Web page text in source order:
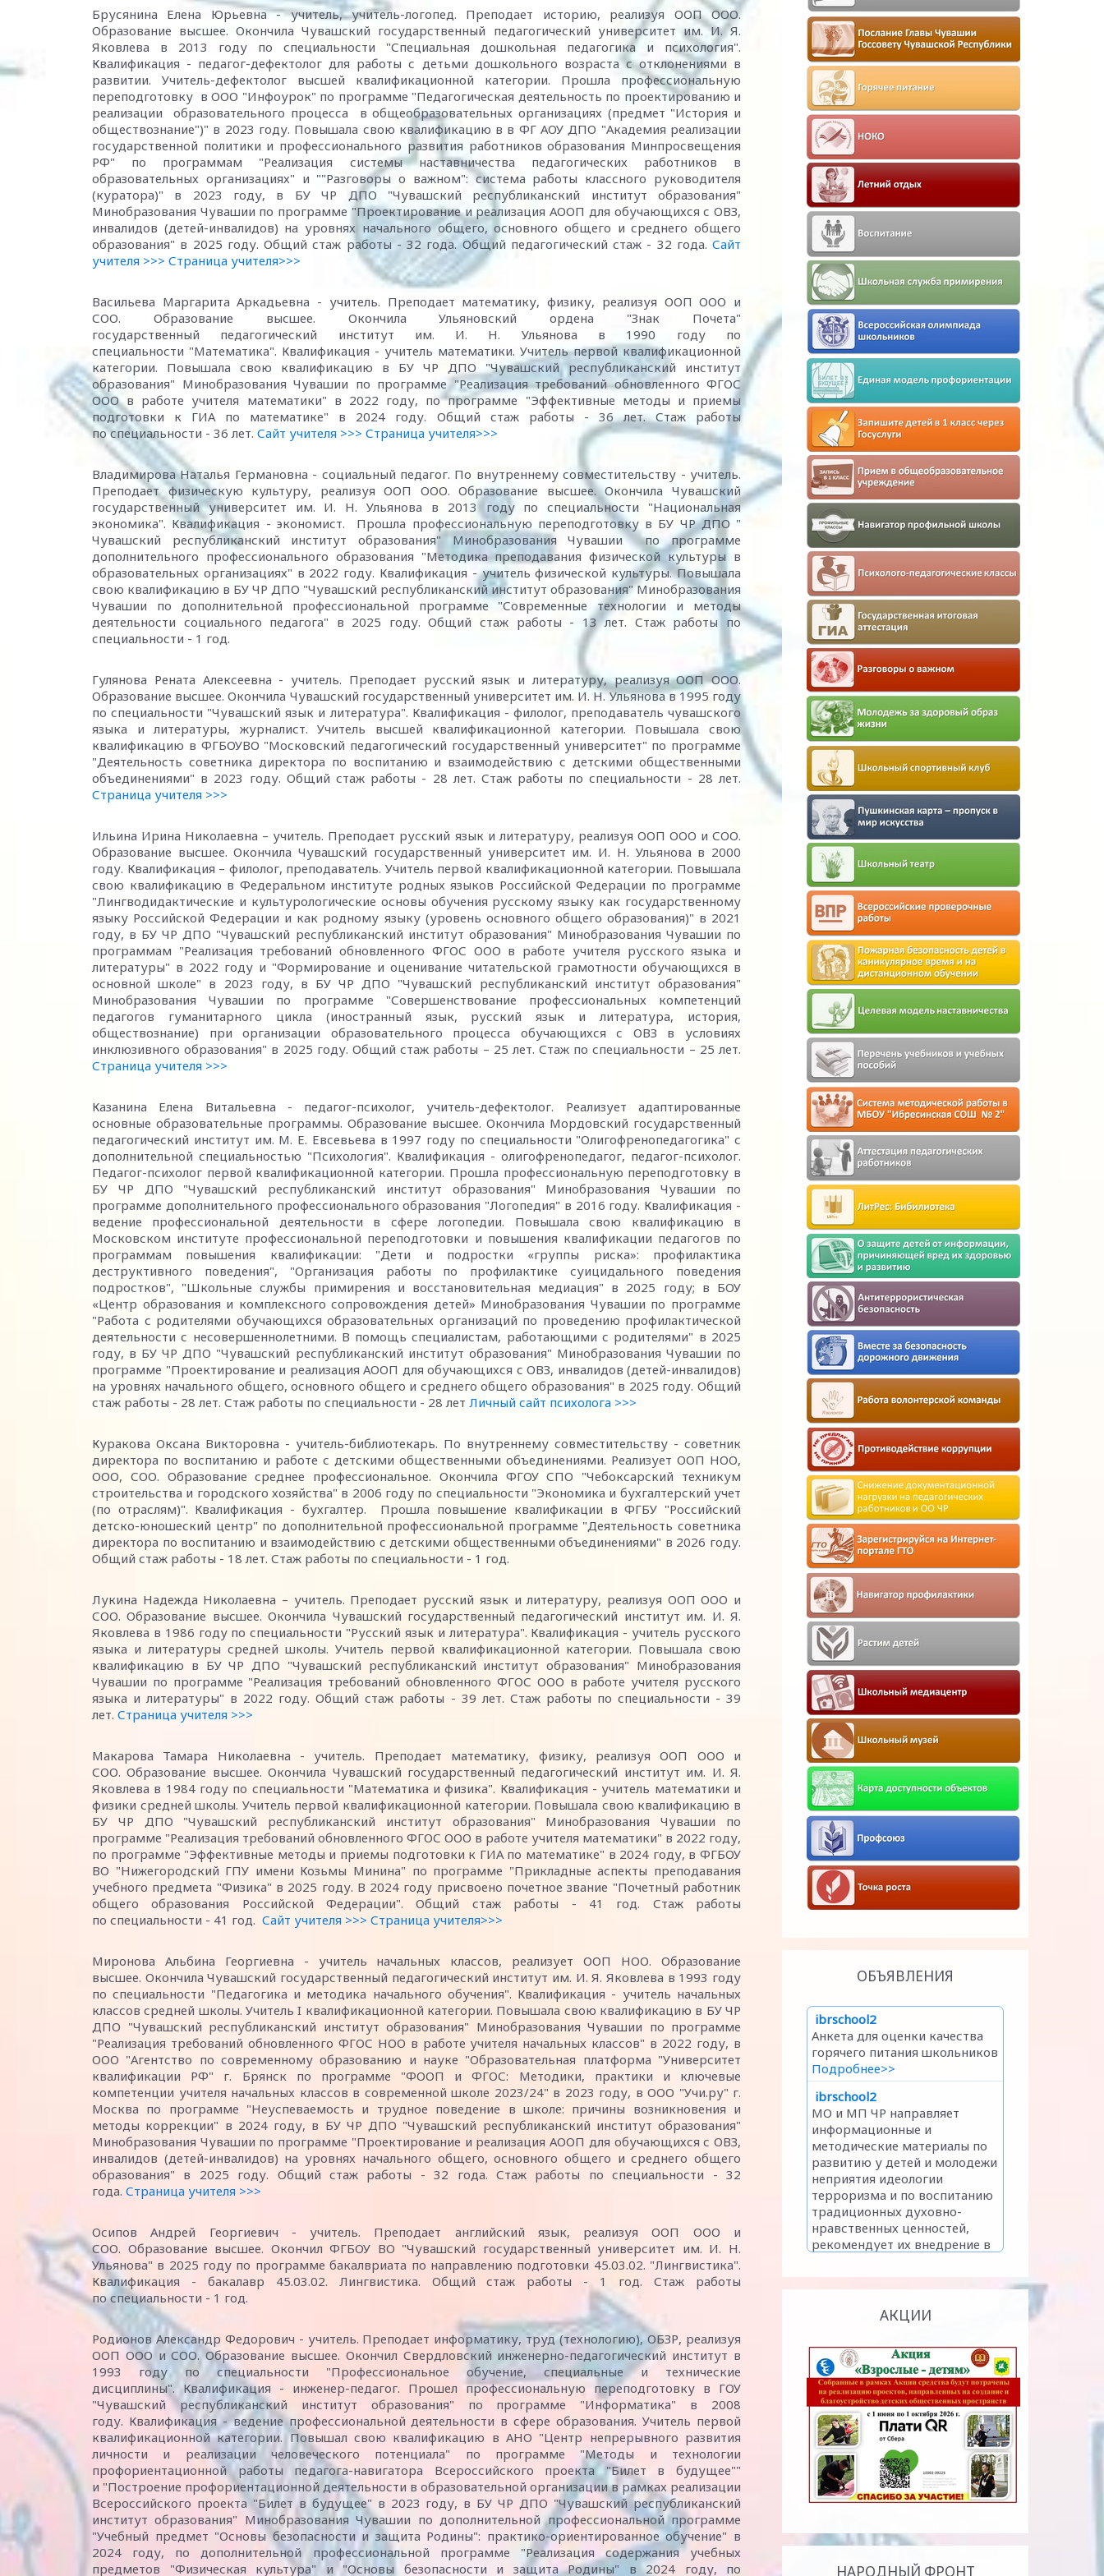
Брусянина Елена Юрьевна - учитель, учитель-логопед. Преподает историю, реализуя ООП ООО.
Образование высшее. Окончила Чувашский государственный педагогический университет им. И. Я.
Яковлева в 2013 году по специальности "Специальная дошкольная педагогика и психология".
Квалификация - педагог-дефектолог для работы с детьми дошкольного возраста с отклонениями в
развитии. Учитель-дефектолог высшей квалификационной категории. Прошла профессиональную
переподготовку в ООО "Инфоурок" по программе "Педагогическая деятельность по проектированию и
реализации образовательного процесса в общеобразовательных организациях (предмет "История и
обществознание")" в 2023 году. Повышала свою квалификацию в в ФГ АОУ ДПО "Академия реализации
государственной политики и профессионального развития работников образования Минпросвещения
РФ" по программам "Реализация системы наставничества педагогических работников в
образовательных организациях" и ""Разговоры о важном": система работы классного руководителя
(куратора)" в 2023 году, в БУ ЧР ДПО "Чувашский республиканский институт образования"
Минобразования Чувашии по программе "Проектирование и реализация АООП для обучающихся с ОВЗ,
инвалидов (детей-инвалидов) на уровнях начального общего, основного общего и среднего общего
образования" в 2025 году. Общий стаж работы - 32 года. Общий педагогический стаж - 32 года. Сайт
учителя >>> Страница учителя>>>
Васильева Маргарита Аркадьевна - учитель. Преподает математику, физику, реализуя ООП ООО и
СОО. Образование высшее. Окончила Ульяновский ордена "Знак Почета"
государственный педагогический институт им. И. Н. Ульянова в 1990 году по
специальности "Математика". Квалификация - учитель математики. Учитель первой квалификационной
категории. Повышала свою квалификацию в БУ ЧР ДПО "Чувашский республиканский институт
образования" Минобразования Чувашии по программе "Реализация требований обновленного ФГОС
ООО в работе учителя математики" в 2022 году, по программе "Эффективные методы и приемы
подготовки к ГИА по математике" в 2024 году. Общий стаж работы - 36 лет. Стаж работы
по специальности - 36 лет. Сайт учителя >>> Страница учителя>>>
Владимирова Наталья Германовна - социальный педагог. По внутреннему совместительству - учитель.
Преподает физическую культуру, реализуя ООП ООО. Образование высшее. Окончила Чувашский
государственный университет им. И. Н. Ульянова в 2013 году по специальности "Национальная
экономика". Квалификация - экономист. Прошла профессиональную переподготовку в БУ ЧР ДПО "
Чувашский республиканский институт образования" Минобразования Чувашии по программе
дополнительного профессионального образования "Методика преподавания физической культуры в
образовательных организациях" в 2022 году. Квалификация - учитель физической культуры. Повышала
свою квалификацию в БУ ЧР ДПО "Чувашский республиканский институт образования" Минобразования
Чувашии по дополнительной профессиональной программе "Современные технологии и методы
деятельности социального педагога" в 2025 году. Общий стаж работы - 13 лет. Стаж работы по
специальности - 1 год.
Гулянова Рената Алексеевна - учитель. Преподает русский язык и литературу, реализуя ООП ООО.
Образование высшее. Окончила Чувашский государственный университет им. И. Н. Ульянова в 1995 году
по специальности "Чувашский язык и литература". Квалификация - филолог, преподаватель чувашского
языка и литературы, журналист. Учитель высшей квалификационной категории. Повышала свою
квалификацию в ФГБОУВО "Московский педагогический государственный университет" по программе
"Деятельность советника директора по воспитанию и взаимодействию с детскими общественными
объединениями" в 2023 году. Общий стаж работы - 28 лет. Стаж работы по специальности - 28 лет.
Страница учителя >>>
Ильина Ирина Николаевна – учитель. Преподает русский язык и литературу, реализуя ООП ООО и СОО.
Образование высшее. Окончила Чувашский государственный университет им. И. Н. Ульянова в 2000
году. Квалификация – филолог, преподаватель. Учитель первой квалификационной категории. Повышала
свою квалификацию в Федеральном институте родных языков Российской Федерации по программе
"Лингводидактические и культурологические основы обучения русскому языку как государственному
языку Российской Федерации и как родному языку (уровень основного общего образования)" в 2021
году, в БУ ЧР ДПО "Чувашский республиканский институт образования" Минобразования Чувашии по
программам "Реализация требований обновленного ФГОС ООО в работе учителя русского языка и
литературы" в 2022 году и "Формирование и оценивание читательской грамотности обучающихся в
основной школе" в 2023 году, в БУ ЧР ДПО "Чувашский республиканский институт образования"
Минобразования Чувашии по программе "Совершенствование профессиональных компетенций
педагогов гуманитарного цикла (иностранный язык, русский язык и литература, история,
обществознание) при организации образовательного процесса обучающихся с ОВЗ в условиях
инклюзивного образования" в 2025 году. Общий стаж работы – 25 лет. Стаж по специальности – 25 лет.
Страница учителя >>>
Казанина Елена Витальевна - педагог-психолог, учитель-дефектолог. Реализует адаптированные
основные образовательные программы. Образование высшее. Окончила Мордовский государственный
педагогический институт им. М. Е. Евсевьева в 1997 году по специальности "Олигофренопедагогика" с
дополнительной специальностью "Психология". Квалификация - олигофренопедагог, педагог-психолог.
Педагог-психолог первой квалификационной категории. Прошла профессиональную переподготовку в
БУ ЧР ДПО "Чувашский республиканский институт образования" Минобразования Чувашии по
программе дополнительного профессионального образования "Логопедия" в 2016 году. Квалификация -
ведение профессиональной деятельности в сфере логопедии. Повышала свою квалификацию в
Московском институте профессиональной переподготовки и повышения квалификации педагогов по
программам повышения квалификации: "Дети и подростки «группы риска»: профилактика
деструктивного поведения", "Организация работы по профилактике суицидального поведения
подростков", "Школьные службы примирения и восстановительная медиация" в 2025 году; в БОУ
«Центр образования и комплексного сопровождения детей» Минобразования Чувашии по программе
"Работа с родителями обучающихся образовательных организаций по проведению профилактической
деятельности с несовершеннолетними. В помощь специалистам, работающими с родителями" в 2025
году, в БУ ЧР ДПО "Чувашский республиканский институт образования" Минобразования Чувашии по
программе "Проектирование и реализация АООП для обучающихся с ОВЗ, инвалидов (детей-инвалидов)
на уровнях начального общего, основного общего и среднего общего образования" в 2025 году. Общий
стаж работы - 28 лет. Стаж работы по специальности - 28 лет Личный сайт психолога >>>
Куракова Оксана Викторовна - учитель-библиотекарь. По внутреннему совместительству - советник
директора по воспитанию и работе с детскими общественными объединениями. Реализует ООП НОО,
ООО, СОО. Образование среднее профессиональное. Окончила ФГОУ СПО "Чебоксарский техникум
строительства и городского хозяйства" в 2006 году по специальности "Экономика и бухгалтерский учет
(по отраслям)". Квалификация - бухгалтер. Прошла повышение квалификации в ФГБУ "Российский
детско-юношеский центр" по дополнительной профессиональной программе "Деятельность советника
директора по воспитанию и взаимодействию с детскими общественными объединениями" в 2026 году.
Общий стаж работы - 18 лет. Стаж работы по специальности - 1 год.
Лукина Надежда Николаевна – учитель. Преподает русский язык и литературу, реализуя ООП ООО и
СОО. Образование высшее. Окончила Чувашский государственный педагогический институт им. И. Я.
Яковлева в 1986 году по специальности "Русский язык и литература". Квалификация - учитель русского
языка и литературы средней школы. Учитель первой квалификационной категории. Повышала свою
квалификацию в БУ ЧР ДПО "Чувашский республиканский институт образования" Минобразования
Чувашии по программе "Реализация требований обновленного ФГОС ООО в работе учителя русского
языка и литературы" в 2022 году. Общий стаж работы - 39 лет. Стаж работы по специальности - 39
лет. Страница учителя >>>
Макарова Тамара Николаевна - учитель. Преподает математику, физику, реализуя ООП ООО и
СОО. Образование высшее. Окончила Чувашский государственный педагогический институт им. И. Я.
Яковлева в 1984 году по специальности "Математика и физика". Квалификация - учитель математики и
физики средней школы. Учитель первой квалификационной категории. Повышала свою квалификацию в
БУ ЧР ДПО "Чувашский республиканский институт образования" Минобразования Чувашии по
программе "Реализация требований обновленного ФГОС ООО в работе учителя математики" в 2022 году,
по программе "Эффективные методы и приемы подготовки к ГИА по математике" в 2024 году, в ФГБОУ
ВО "Нижегородский ГПУ имени Козьмы Минина" по программе "Прикладные аспекты преподавания
учебного предмета "Физика" в 2025 году. В 2024 году присвоено почетное звание "Почетный работник
общего образования Российской Федерации". Общий стаж работы - 41 год. Стаж работы
по специальности - 41 год. Сайт учителя >>> Страница учителя>>>
Миронова Альбина Георгиевна - учитель начальных классов, реализует ООП НОО. Образование
высшее. Окончила Чувашский государственный педагогический институт им. И. Я. Яковлева в 1993 году
по специальности "Педагогика и методика начального обучения". Квалификация - учитель начальных
классов средней школы. Учитель I квалификационной категории. Повышала свою квалификацию в БУ ЧР
ДПО "Чувашский республиканский институт образования" Минобразования Чувашии по программе
"Реализация требований обновленного ФГОС НОО в работе учителя начальных классов" в 2022 году, в
ООО "Агентство по современному образованию и науке "Образовательная платформа "Университет
квалификации РФ" г. Брянск по программе "ФООП и ФГОС: Методики, практики и ключевые
компетенции учителя начальных классов в современной школе 2023/24" в 2023 году, в ООО "Учи.ру" г.
Москва по программе "Неуспеваемость и трудное поведение в школе: причины возникновения и
методы коррекции" в 2024 году, в БУ ЧР ДПО "Чувашский республиканский институт образования"
Минобразования Чувашии по программе "Проектирование и реализация АООП для обучающихся с ОВЗ,
инвалидов (детей-инвалидов) на уровнях начального общего, основного общего и среднего общего
образования" в 2025 году. Общий стаж работы - 32 года. Стаж работы по специальности - 32
года. Страница учителя >>>
Осипов Андрей Георгиевич - учитель. Преподает английский язык, реализуя ООП ООО и
СОО. Образование высшее. Окончил ФГБОУ ВО "Чувашский государственный университет им. И. Н.
Ульянова" в 2025 году по программе бакалвриата по направлению подготовки 45.03.02. "Лингвистика".
Квалификация - бакалавр 45.03.02. Лингвистика. Общий стаж работы - 1 год. Стаж работы
по специальности - 1 год.
Родионов Александр Федорович - учитель. Преподает информатику, труд (технологию), ОБЗР, реализуя
ООП ООО и СОО. Образование высшее. Окончил Свердловский инженерно-педагогический институт в
1993 году по специальности "Профессиональное обучение, специальные и технические
дисциплины". Квалификация - инженер-педагог. Прошел профессиональную переподготовку в ГОУ
"Чувашский республиканский институт образования" по программе "Информатика" в 2008
году. Квалификация - ведение профессиональной деятельности в сфере образования. Учитель первой
квалификационной категории. Повышал свою квалификацию в АНО "Центр непрерывного развития
личности и реализации человеческого потенциала" по программе "Методы и технологии
профориентационной работы педагога-навигатора Всероссийского проекта "Билет в будущее""
и "Построение профориентационной деятельности в образовательной организации в рамках реализации
Всероссийского проекта "Билет в будущее" в 2023 году, в БУ ЧР ДПО "Чувашский республиканский
институт образования" Минобразования Чувашии по дополнительной профессиональной программе
"Учебный предмет "Основы безопасности и защита Родины": практико-ориентированное обучение" в
2024 году, по дополнительной профессиональной программе "Реализация содержания учебных
предметов "Физическая культура" и "Основы безопасности и защита Родины" в 2024 году, по
ОБЪЯВЛЕНИЯ
АКЦИИ
НАРОДНЫЙ ФРОНТ